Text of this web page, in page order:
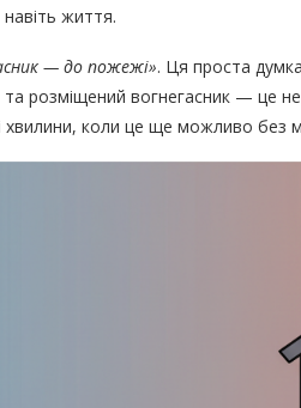
життя.
— до пожежі». Ця проста
та розміщений вогнегасник — це
хвилини, коли це ще можливо без